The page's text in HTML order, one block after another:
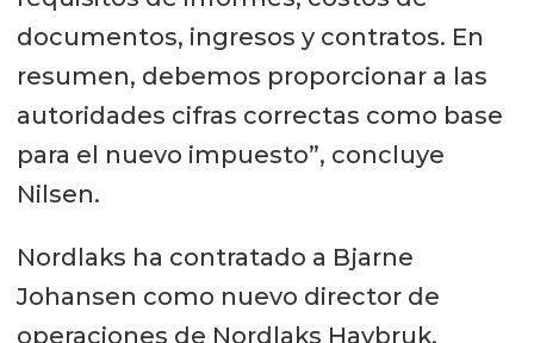
documentos, ingresos y contratos. En
resumen, debemos proporcionar a las
autoridades cifras correctas como base
para el nuevo impuesto”, concluye
Nilsen.
Nordlaks ha contratado a Bjarne
Johansen como nuevo director de
operaciones de Nordlaks Havbruk.